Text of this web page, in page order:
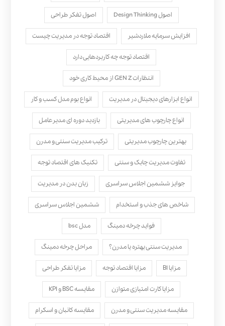
اصول Design Thinking اصول تفکر طراحی
افزایش سرمایه ملاردشیر اقتصاد توجه در مدیریت چیست
اقتصاد توجه چه کاربردهایی دارد
انتظارات GEN Z از محیط کاری خود
انواع ابزارهای دیجیتال در مدیریت انواع بوم مدل کسب‌ و کار
انواع چارچوب های مدیریتی بازدید دوره ای مدیرعامل
بهترین چارچوب مدیریتی ترکیب مدیریت سنتی و مدرن
تفاوت مدیریت چابک و سنتی تکنیک های اقتصاد توجه
جوایز ششمین اجلاس سراسری زبان بدن در مدیریت
شاخص های جذب و استخدام ششمین اجلاس سراسری
فواید چرخه دمینگ مدل bsc
مدیریت سنتی بهتره یا مدرن؟ مراحل چرخه دمینگ
مزایا BI مزایا اقتصاد توجه مزایا تفکر طراحی
مزایا کارت امتیازی متوازن مقایسه BSC و KPI
مقایسه مدیریت سنتی و مدرن مقایسه کانبان و اسکرام